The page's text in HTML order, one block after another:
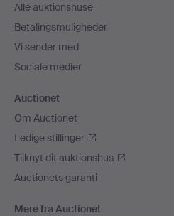
Alle auktionshuse
Betalingsmuligheder
Vi sender med
Sociale medier
Auctionet
Om Auctionet
Ledige stillinger
Tilknyt dit auktionshus
Auctionets garanti
Mere fra Auctionet